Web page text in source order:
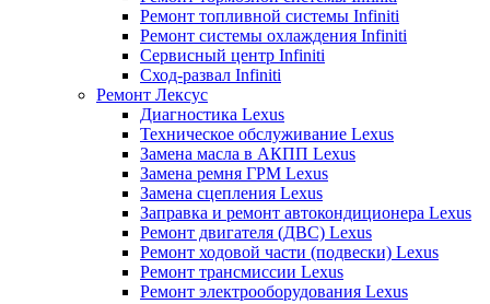
Ремонт топливной системы Infiniti
Ремонт системы охлаждения Infiniti
Сервисный центр Infiniti
Сход-развал Infiniti
Ремонт Лексус
Диагностика Lexus
Техническое обслуживание Lexus
Замена масла в АКПП Lexus
Замена ремня ГРМ Lexus
Замена сцепления Lexus
Заправка и ремонт автокондиционера Lexus
Ремонт двигателя (ДВС) Lexus
Ремонт ходовой части (подвески) Lexus
Ремонт трансмиссии Lexus
Ремонт электрооборудования Lexus